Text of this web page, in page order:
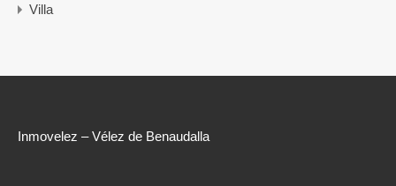
Villa
Inmovelez – Vélez de Benaudalla